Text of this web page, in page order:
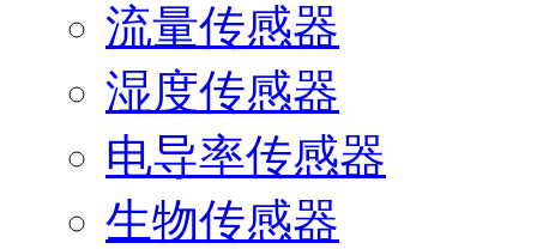
流量传感器
湿度传感器
电导率传感器
生物传感器